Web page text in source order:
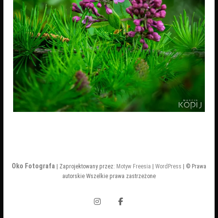
Oko Fotografa | Zaprojektowany przez: Motyw Freesia | WordPress | © Prawa
autorskie Wszelkie prawa zastrzeżone
Instagram
Facebook